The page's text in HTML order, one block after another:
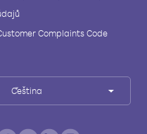
Complaints Code
Čeština